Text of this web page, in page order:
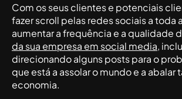
Com os seus clientes e potenciais
fazer scroll pelas redes sociais a toda
aumentar a frequência e a qualidade
da sua empresa em social media,
direcionando alguns posts para o
que está a assolar o mundo e a abalar
economia.